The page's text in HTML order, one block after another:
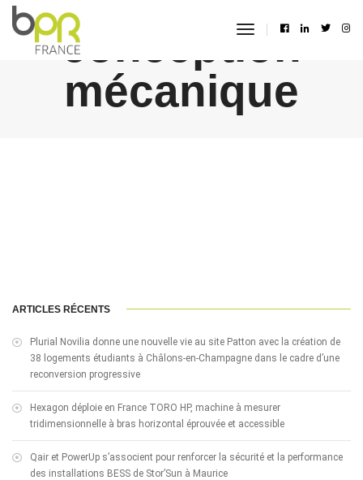
toggle
conception
mécanique
ARTICLES RÉCENTS
Plurial Novilia donne une nouvelle vie au site Patton avec la création de
38 logements étudiants à Châlons-en-Champagne dans le cadre d’une
reconversion progressive
Hexagon déploie en France TORO HP, machine à mesurer
tridimensionnelle à bras horizontal éprouvée et accessible
Qair et PowerUp s’associent pour renforcer la sécurité et la performance
des installations BESS de Stor’Sun à Maurice